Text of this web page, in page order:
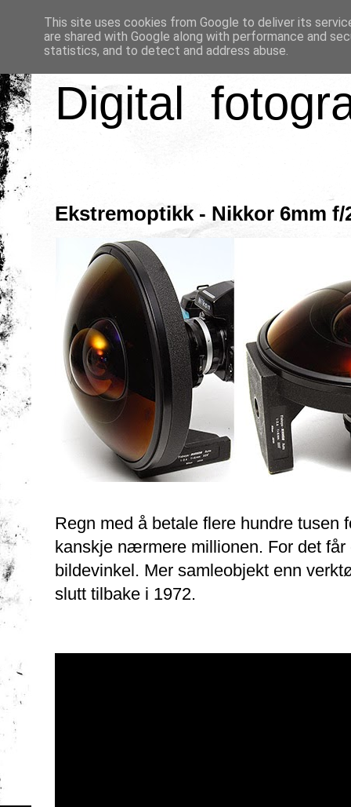
Digital
Ekstremoptikk - Nikkor 6mm f/
Regn med å betale flere hundre tusen
kanskje nærmere millionen. For det
bildevinkel. Mer samleobjekt enn
slutt tilbake i 1972.
This site uses cookies from Google to deliver its
are shared with Google along with performance and
statistics, and to detect and address abuse.